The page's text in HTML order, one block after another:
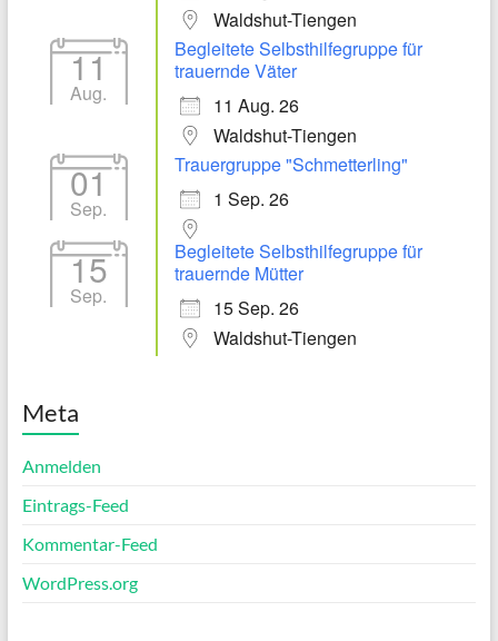
Waldshut-Tiengen
11
Aug.
Begleitete Selbsthilfegruppe für
trauernde Väter
11 Aug. 26
Waldshut-Tiengen
01
Sep.
Trauergruppe "Schmetterling"
1 Sep. 26
15
Sep.
Begleitete Selbsthilfegruppe für
trauernde Mütter
15 Sep. 26
Waldshut-Tiengen
Meta
Anmelden
Eintrags-Feed
Kommentar-Feed
WordPress.org